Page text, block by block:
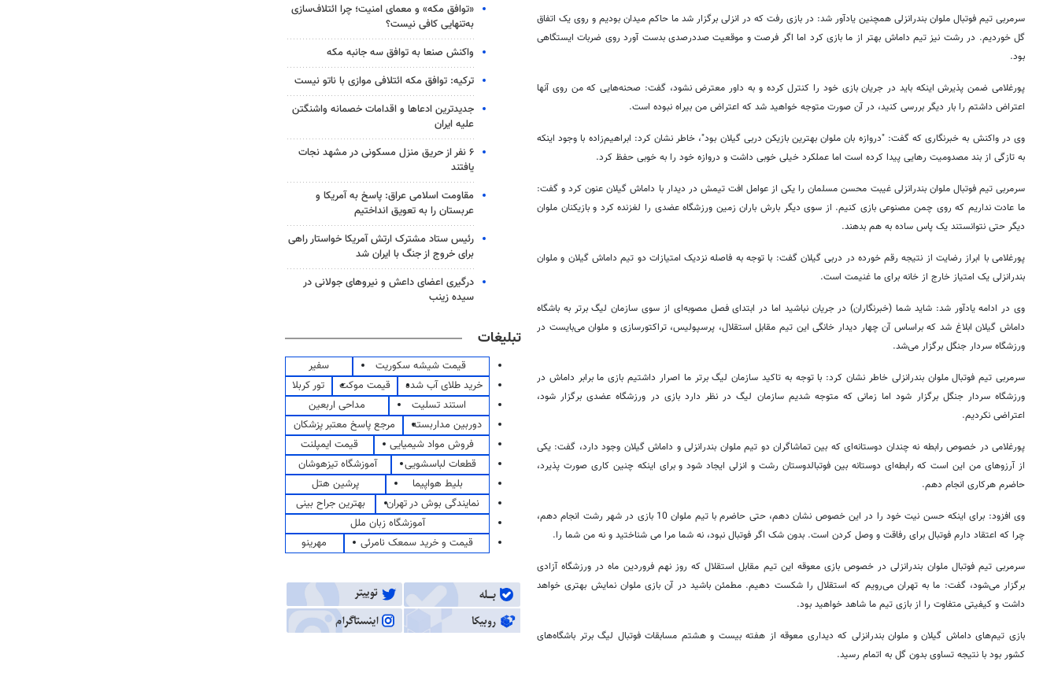
سرمربی تیم فوتبال ملوان بندرانزلی همچنین یادآور شد: در بازی رفت که در انزلی برگزار شد ما حاکم میدان بودیم و روی یک اتفاق
گل خوردیم. در رشت نیز تیم داماش بهتر از ما بازی کرد اما اگر فرصت و موقعیت صددرصدی بدست آورد روی ضربات ایستگاهی
بود.
پورغلامی ضمن پذیرش اینکه باید در جریان بازی خود را کنترل کرده و به داور معترض نشود، گفت: صحنه‌هایی که من روی آنها
اعتراض داشتم را بار دیگر بررسی کنید، در آن صورت متوجه خواهید شد که اعتراض من بیراه نبوده است.
وی در واکنش به خبرنگاری که گفت: "دروازه بان ملوان بهترین بازیکن دربی گیلان بود"، خاطر نشان کرد: ابراهیم‌زاده با وجود اینکه
به تازگی از بند مصدومیت رهایی پیدا کرده است اما عملکرد خیلی خوبی داشت و دروازه خود را به خوبی حفظ کرد.
سرمربی تیم فوتبال ملوان بندرانزلی غیبت محسن مسلمان را یکی از عوامل افت تیمش در دیدار با داماش گیلان عنون کرد و گفت:
ما عادت نداریم که روی چمن مصنوعی بازی کنیم. از سوی دیگر بارش باران زمین ورزشگاه عضدی را لغزنده کرد و بازیکنان ملوان
دیگر حتی نتوانستند یک پاس ساده به هم بدهند.
پورغلامی با ابراز رضایت از نتیجه رقم خورده در دربی گیلان گفت: با توجه به فاصله نزدیک امتیازات دو تیم داماش گیلان و ملوان
بندرانزلی یک امتیاز خارج از خانه برای ما غنیمت است.
وی در ادامه یادآور شد: شاید شما (خبرنگاران) در جریان نباشید اما در ابتدای فصل مصوبه‌ای از سوی سازمان لیگ برتر به باشگاه
داماش گیلان ابلاغ شد که براساس آن چهار دیدار خانگی این تیم مقابل استقلال، پرسپولیس، تراکتورسازی و ملوان می‌بایست در
ورزشگاه سردار جنگل برگزار می‌شد.
سرمربی تیم فوتبال ملوان بندرانزلی خاطر نشان کرد: با توجه به تاکید سازمان لیگ برتر ما اصرار داشتیم بازی ما برابر داماش در
ورزشگاه سردار جنگل برگزار شود اما زمانی که متوجه شدیم سازمان لیگ در نظر دارد بازی در ورزشگاه عضدی برگزار شود،
اعتراضی نکردیم.
پورغلامی در خصوص رابطه نه چندان دوستانه‌ای که بین تماشاگران دو تیم ملوان بندرانزلی و داماش گیلان وجود دارد، گفت: یکی
از آرزوهای من این است که رابطه‌ای دوستانه بین فوتبالدوستان رشت و انزلی ایجاد شود و برای اینکه چنین کاری صورت پذیرد،
حاضرم هرکاری انجام دهم.
وی افزود: برای اینکه حسن نیت خود را در این خصوص نشان دهم، حتی حاضرم با تیم ملوان 10 بازی در شهر رشت انجام دهم،
چرا که اعتقاد دارم فوتبال برای رفاقت و وصل کردن است. بدون شک اگر فوتبال نبود، نه شما مرا می شناختید و نه من شما را.
سرمربی تیم فوتبال ملوان بندرانزلی در خصوص بازی معوقه این تیم مقابل استقلال که روز نهم فروردین ماه در ورزشگاه آزادی
برگزار می‌شود، گفت: ما به تهران می‌رویم که استقلال را شکست دهیم. مطمئن باشید در آن بازی ملوان نمایش بهتری خواهد
داشت و کیفیتی متفاوت را از بازی تیم ما شاهد خواهید بود.
بازی تیم‌های داماش گیلان و ملوان بندرانزلی که دیداری معوقه از هفته بیست و هشتم مسابقات فوتبال لیگ برتر باشگاه‌های
کشور بود با نتیجه تساوی بدون گل به اتمام رسید.
«توافق مکه» و معمای امنیت؛ چرا ائتلاف‌سازی
به‌تنهایی کافی نیست؟
واکنش صنعا به توافق سه جانبه مکه
ترکیه: توافق مکه ائتلافی موازی با ناتو نیست
جدیدترین ادعاها و اقدامات خصمانه واشنگتن
علیه ایران
۶ نفر از حریق منزل مسکونی در مشهد نجات
یافتند
مقاومت اسلامی عراق: پاسخ به آمریکا و
عربستان را به تعویق انداختیم
رئیس ستاد مشترک ارتش آمریکا خواستار راهی
برای خروج از جنگ با ایران شد
درگیری اعضای داعش و نیروهای جولانی در
سیده زینب
تبلیغات
قیمت شیشه سکوریت
سفیر
خرید طلای آب شده
قیمت موکت
تور کربلا
استند تسلیت
مداحی اربعین
دوربین مداربسته
مرجع پاسخ معتبر پزشکان
فروش مواد شیمیایی
قیمت ایمپلنت
قطعات لباسشویی
آموزشگاه تیزهوشان
بلیط هواپیما
پرشین هتل
نمایندگی بوش در تهران
بهترین جراح بینی
آموزشگاه زبان ملل
قیمت و خرید سمعک نامرئی
مهرینو